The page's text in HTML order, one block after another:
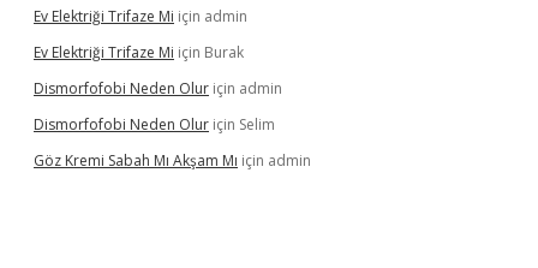
Ev Elektriği Trifaze Mi için admin
Ev Elektriği Trifaze Mi için Burak
Dismorfofobi Neden Olur için admin
Dismorfofobi Neden Olur için Selim
Göz Kremi Sabah Mı Akşam Mı için admin